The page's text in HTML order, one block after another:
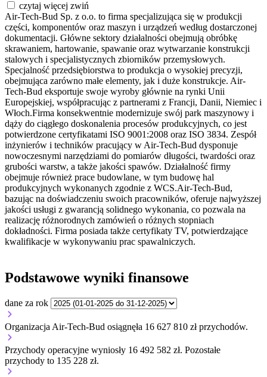
czytaj więcej zwiń
Air-Tech-Bud Sp. z o.o. to firma specjalizująca się w produkcji
części, komponentów oraz maszyn i urządzeń według dostarczonej
dokumentacji. Główne sektory działalności obejmują obróbkę
skrawaniem, hartowanie, spawanie oraz wytwarzanie konstrukcji
stalowych i specjalistycznych zbiorników przemysłowych.
Specjalność przedsiębiorstwa to produkcja o wysokiej precyzji,
obejmująca zarówno małe elementy, jak i duże konstrukcje. Air-
Tech-Bud eksportuje swoje wyroby głównie na rynki Unii
Europejskiej, współpracując z partnerami z Francji, Danii, Niemiec i
Włoch.Firma konsekwentnie modernizuje swój park maszynowy i
dąży do ciągłego doskonalenia procesów produkcyjnych, co jest
potwierdzone certyfikatami ISO 9001:2008 oraz ISO 3834. Zespół
inżynierów i techników pracujący w Air-Tech-Bud dysponuje
nowoczesnymi narzędziami do pomiarów długości, twardości oraz
grubości warstw, a także jakości spawów. Działalność firmy
obejmuje również prace budowlane, w tym budowę hal
produkcyjnych wykonanych zgodnie z WCS.Air-Tech-Bud,
bazując na doświadczeniu swoich pracowników, oferuje najwyższej
jakości usługi z gwarancją solidnego wykonania, co pozwala na
realizację różnorodnych zamówień o różnych stopniach
dokładności. Firma posiada także certyfikaty TV, potwierdzające
kwalifikacje w wykonywaniu prac spawalniczych.
Podstawowe wyniki finansowe
dane za rok
Organizacja Air-Tech-Bud osiągnęła 16 627 810 zł przychodów.
Przychody operacyjne wyniosły 16 492 582 zł. Pozostałe
przychody to 135 228 zł.